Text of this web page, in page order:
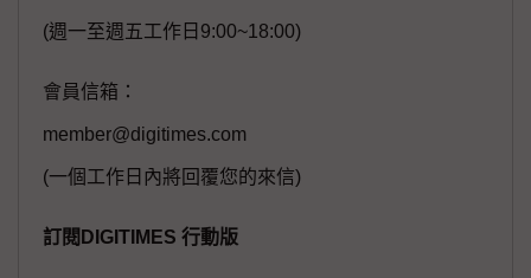
(週一至週五工作日9:00~18:00)
會員信箱：
member@digitimes.com
(一個工作日內將回覆您的來信)
訂閱DIGITIMES 行動版